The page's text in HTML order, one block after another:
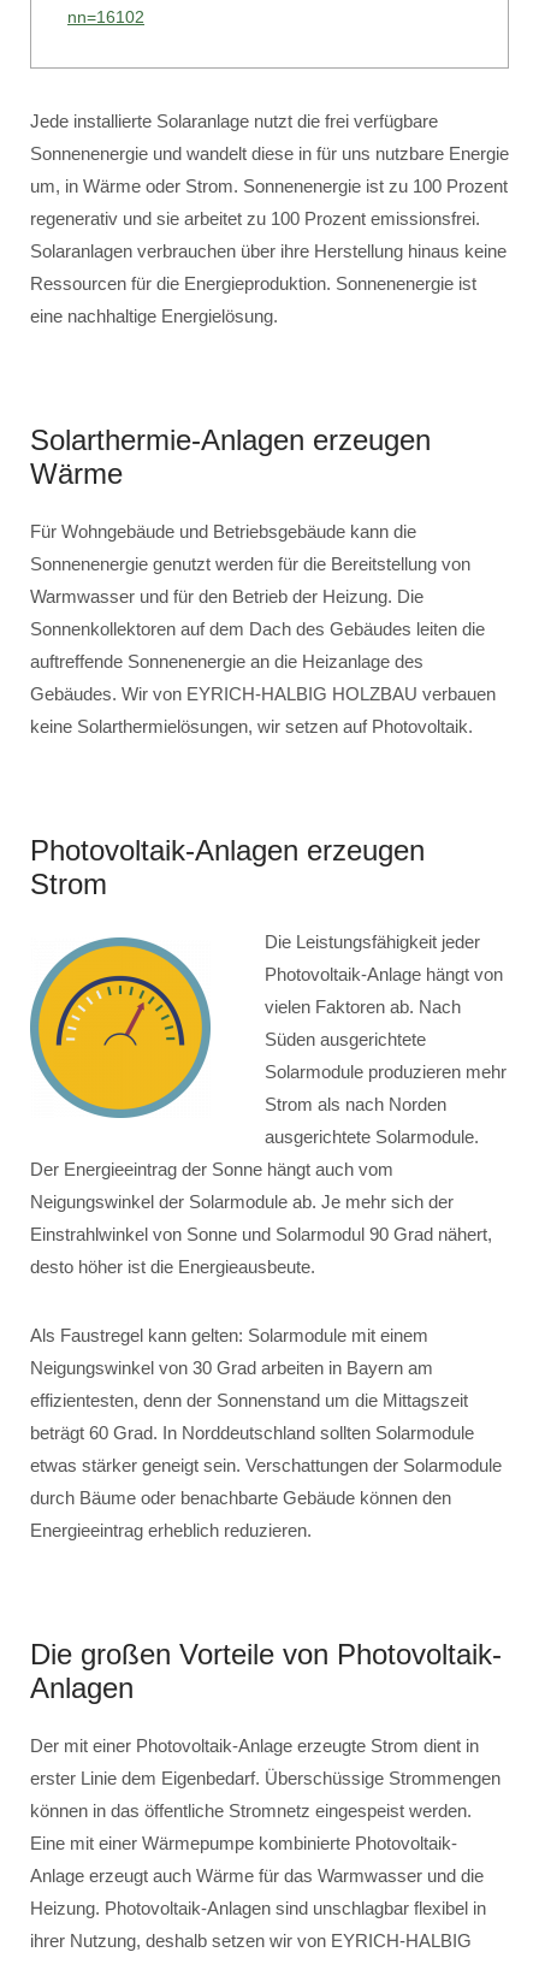
nn=16102
Jede installierte Solaranlage nutzt die frei verfügbare
Sonnenenergie und wandelt diese in für uns nutzbare Energie
um, in Wärme oder Strom. Sonnenenergie ist zu 100 Prozent
regenerativ und sie arbeitet zu 100 Prozent emissionsfrei.
Solaranlagen verbrauchen über ihre Herstellung hinaus keine
Ressourcen für die Energieproduktion. Sonnenenergie ist
eine nachhaltige Energielösung.
Solarthermie-Anlagen erzeugen
Wärme
Für Wohngebäude und Betriebsgebäude kann die
Sonnenenergie genutzt werden für die Bereitstellung von
Warmwasser und für den Betrieb der Heizung. Die
Sonnenkollektoren auf dem Dach des Gebäudes leiten die
auftreffende Sonnenenergie an die Heizanlage des
Gebäudes. Wir von EYRICH-HALBIG HOLZBAU verbauen
keine Solarthermielösungen, wir setzen auf Photovoltaik.
Photovoltaik-Anlagen erzeugen
Strom
Die Leistungsfähigkeit jeder
Photovoltaik-Anlage hängt von
vielen Faktoren ab. Nach
Süden ausgerichtete
Solarmodule produzieren mehr
Strom als nach Norden
ausgerichtete Solarmodule.
Der Energieeintrag der Sonne hängt auch vom
Neigungswinkel der Solarmodule ab. Je mehr sich der
Einstrahlwinkel von Sonne und Solarmodul 90 Grad nähert,
desto höher ist die Energieausbeute.
Als Faustregel kann gelten: Solarmodule mit einem
Neigungswinkel von 30 Grad arbeiten in Bayern am
effizientesten, denn der Sonnenstand um die Mittagszeit
beträgt 60 Grad. In Norddeutschland sollten Solarmodule
etwas stärker geneigt sein. Verschattungen der Solarmodule
durch Bäume oder benachbarte Gebäude können den
Energieeintrag erheblich reduzieren.
Die großen Vorteile von Photovoltaik-
Anlagen
Der mit einer Photovoltaik-Anlage erzeugte Strom dient in
erster Linie dem Eigenbedarf. Überschüssige Strommengen
können in das öffentliche Stromnetz eingespeist werden.
Eine mit einer Wärmepumpe kombinierte Photovoltaik-
Anlage erzeugt auch Wärme für das Warmwasser und die
Heizung. Photovoltaik-Anlagen sind unschlagbar flexibel in
ihrer Nutzung, deshalb setzen wir von EYRICH-HALBIG